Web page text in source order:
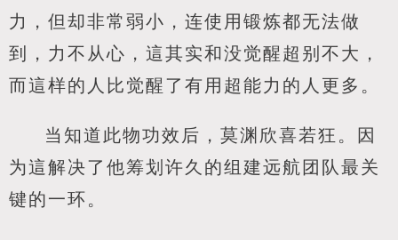
力，但却非常弱小，连使用锻炼都无法做
到，力不从心，這其实和没觉醒超别不大，
而這样的人比觉醒了有用超能力的人更多。
当知道此物功效后，莫渊欣喜若狂。因
为這解决了他筹划许久的组建远航团队最关
键的一环。